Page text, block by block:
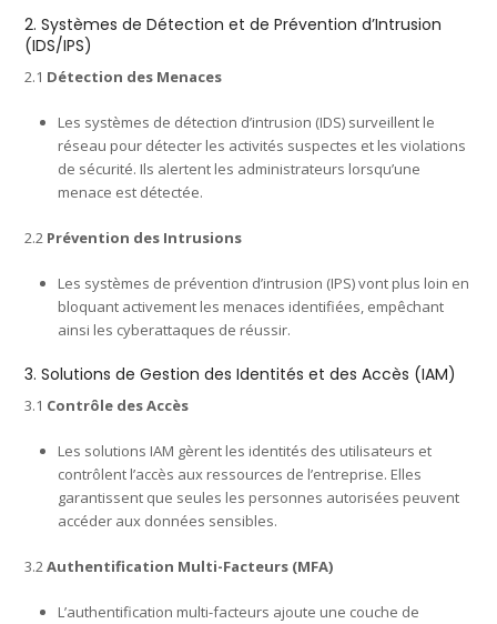
2. Systèmes de Détection et de Prévention d’Intrusion
(IDS/IPS)
2.1 Détection des Menaces
Les systèmes de détection d’intrusion (IDS) surveillent le
réseau pour détecter les activités suspectes et les violations
de sécurité. Ils alertent les administrateurs lorsqu’une
menace est détectée.
2.2 Prévention des Intrusions
Les systèmes de prévention d’intrusion (IPS) vont plus loin en
bloquant activement les menaces identifiées, empêchant
ainsi les cyberattaques de réussir.
3. Solutions de Gestion des Identités et des Accès (IAM)
3.1 Contrôle des Accès
Les solutions IAM gèrent les identités des utilisateurs et
contrôlent l’accès aux ressources de l’entreprise. Elles
garantissent que seules les personnes autorisées peuvent
accéder aux données sensibles.
3.2Authentification Multi-Facteurs (MFA)
L’authentification multi-facteurs ajoute une couche de